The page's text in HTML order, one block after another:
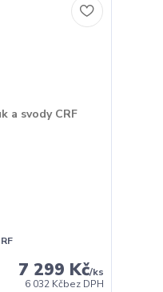
7 299 Kč/ks
6 032 Kčbez DPH